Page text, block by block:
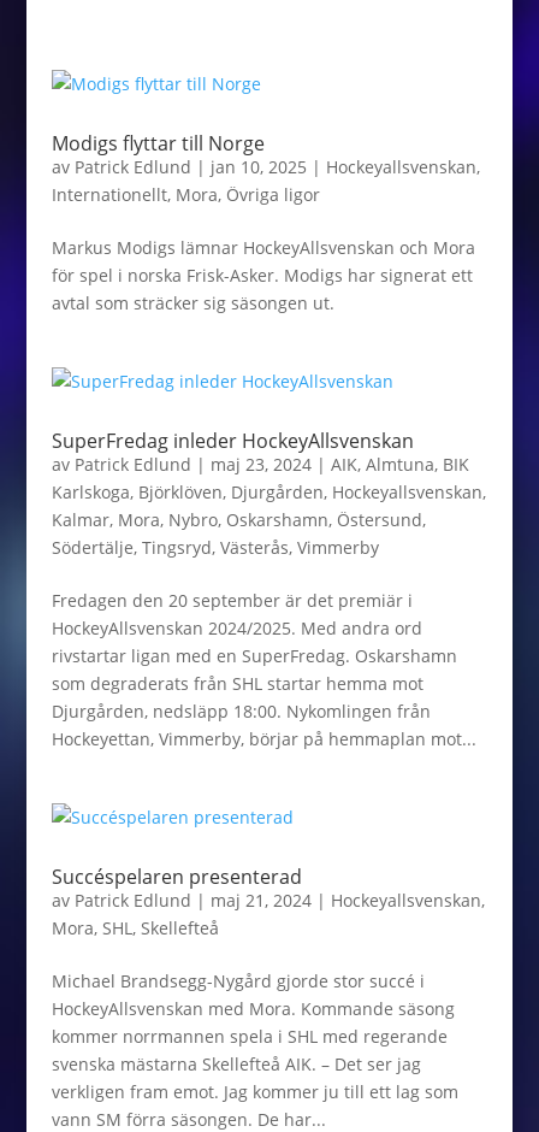
Modigs flyttar till Norge
av Patrick Edlund | jan 10, 2025 | Hockeyallsvenskan,
Internationellt, Mora, Övriga ligor
Markus Modigs lämnar HockeyAllsvenskan och Mora
för spel i norska Frisk-Asker. Modigs har signerat ett
avtal som sträcker sig säsongen ut.
SuperFredag inleder HockeyAllsvenskan
av Patrick Edlund | maj 23, 2024| AIK, Almtuna, BIK
Karlskoga, Björklöven, Djurgården, Hockeyallsvenskan,
Kalmar, Mora, Nybro, Oskarshamn, Östersund,
Södertälje, Tingsryd, Västerås, Vimmerby
Fredagen den 20 september är det premiär i
HockeyAllsvenskan 2024/2025. Med andra ord
rivstartar ligan med en SuperFredag. Oskarshamn
som degraderats från SHL startar hemma mot
Djurgården, nedsläpp 18:00. Nykomlingen från
Hockeyettan, Vimmerby, börjar på hemmaplan mot...
Succéspelaren presenterad
av Patrick Edlund | maj 21, 2024| Hockeyallsvenskan,
Mora, SHL, Skellefteå
Michael Brandsegg-Nygård gjorde stor succé i
HockeyAllsvenskan med Mora. Kommande säsong
kommer norrmannen spela i SHL med regerande
svenska mästarna Skellefteå AIK. – Det ser jag
verkligen fram emot. Jag kommer ju till ett lag som
vann SM förra säsongen. De har...